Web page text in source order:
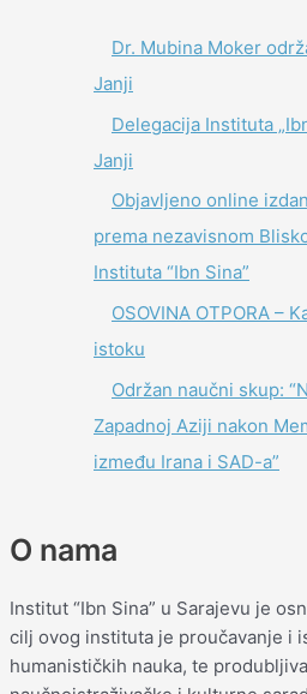
Dr. Mubina Moker
Janji
Delegacija Instituta
Janji
Objavljeno online
prema nezavisnom
Instituta “Ibn Sina”
OSOVINA OTPORA –
istoku
Održan naučni skup:
Zapadnoj Aziji nakon
između Irana i SAD-a”
O nama
Institut “Ibn Sina” u Sarajevu je
cilj ovog instituta je proučavanje i
humanističkih nauka, te